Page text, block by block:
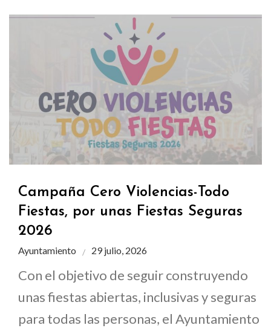
Campaña Cero Violencias-Todo
Fiestas, por unas Fiestas Seguras
2026
Ayuntamiento 29 julio, 2026
Con el objetivo de seguir construyendo
unas fiestas abiertas, inclusivas y seguras
para todas las personas, el Ayuntamiento